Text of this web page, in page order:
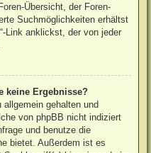
Übersicht, der Foren-
Suchmöglichkeiten erhältst
Link anklickst, der von jeder
keine Ergebnisse?
allgemein gehalten und
von phpBB nicht indiziert
und benutze die
bietet. Außerdem ist es